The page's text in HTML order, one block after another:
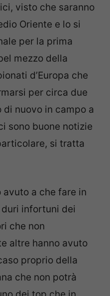
visto che saranno
Oriente e lo si
per la prima
mezzo della
d’Europa che
per circa due
di nuovo in campo a
sono buone notizie
si tratta
avuto a che fare in
infortuni dei
che non
altre hanno avuto
proprio della
che non potrà